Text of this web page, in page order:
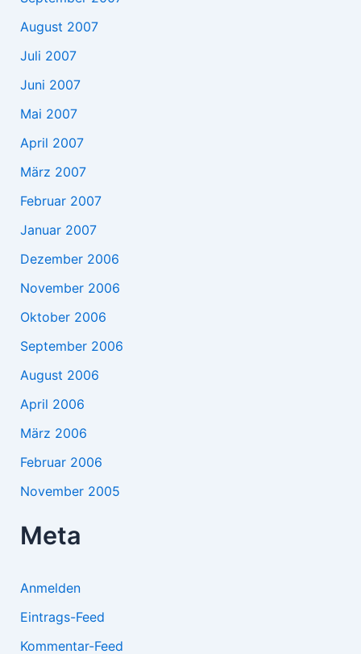
August 2007
Juli 2007
Juni 2007
Mai 2007
April 2007
März 2007
Februar 2007
Januar 2007
Dezember 2006
November 2006
Oktober 2006
September 2006
August 2006
April 2006
März 2006
Februar 2006
November 2005
Meta
Anmelden
Eintrags-Feed
Kommentar-Feed